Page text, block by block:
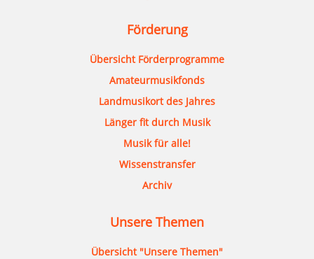
Förderung
Übersicht Förderprogramme
Amateurmusikfonds
Landmusikort des Jahres
Länger fit durch Musik
Musik für alle!
Wissenstransfer
Archiv
Unsere Themen
Übersicht "Unsere Themen"